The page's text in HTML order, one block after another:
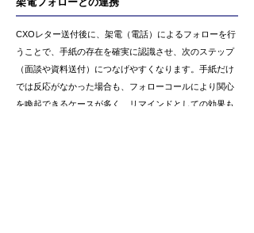
CXOレター送付後に、架電（電話）によるフォローを行
うことで、手紙の存在を確実に認識させ、次のステップ
（面談や資料送付）につなげやすくなります。手紙だけ
では反応がなかった場合も、フォローコールにより関心
を喚起できるケースが多く、リマインドとしての効果も